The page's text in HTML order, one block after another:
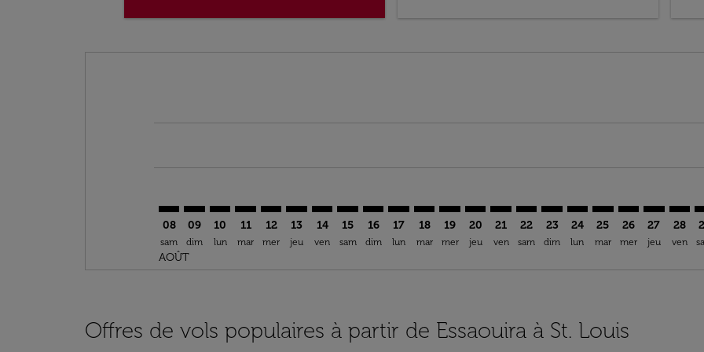
08
sam
AOÛT
09
dim
10
lun
11
mar
12
mer
13
jeu
14
ven
15
sam
16
dim
17
lun
18
mar
ESU–STL: cmp-view-offers-disclaimer.
19
mer
ESU–STL: cmp-view-offers-disclaimer.
20
jeu
ESU–STL: cmp-view-offers-
21
ven
ESU–STL: cmp-view-offers-
22
sam
ESU–STL: cmp-view-
23
dim
ESU–STL: cmp-view-
24
lun
ESU–STL: cmp-
25
mar
ESU–STL:
26
mer
27
jeu
28
ven
Offres de vols populaires à partir de Essaouira à St. Louis